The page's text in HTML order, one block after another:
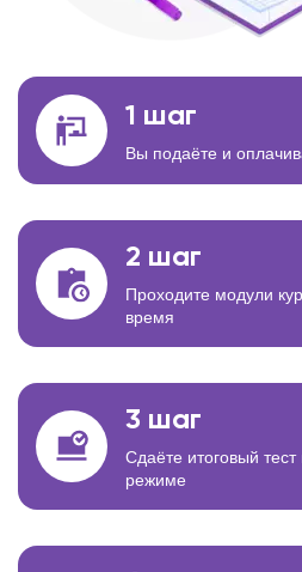
1 шаг
Вы подаёте и
2 шаг
Проходите модули
время
3 шаг
Сдаёте итоговый
режиме